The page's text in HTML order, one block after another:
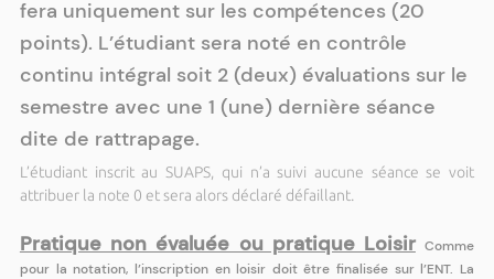
fera uniquement sur les compétences (20
points). L’étudiant sera noté en contrôle
continu intégral soit 2 (deux) évaluations sur le
semestre avec une 1 (une) dernière séance
dite de rattrapage.
L’étudiant inscrit au SUAPS, qui n’a suivi aucune séance se voit
attribuer la note 0 et sera alors déclaré défaillant.
Pratique non évaluée ou pratique Loisir Comme
pour la notation, l’inscription en loisir doit être finalisée sur l’ENT. La